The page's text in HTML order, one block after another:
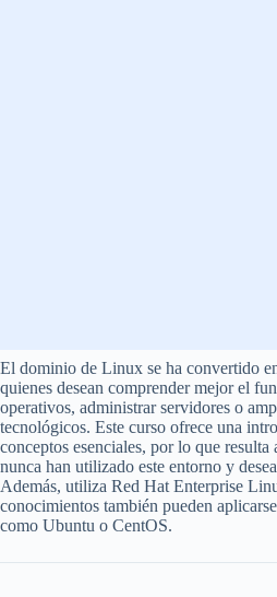
El dominio de Linux se ha convertido
quienes desean comprender mejor el
operativos, administrar servidores o
tecnológicos. Este curso ofrece una
conceptos esenciales, por lo que resulta
nunca han utilizado este entorno y
Además, utiliza Red Hat Enterprise
conocimientos también pueden
como Ubuntu o CentOS.